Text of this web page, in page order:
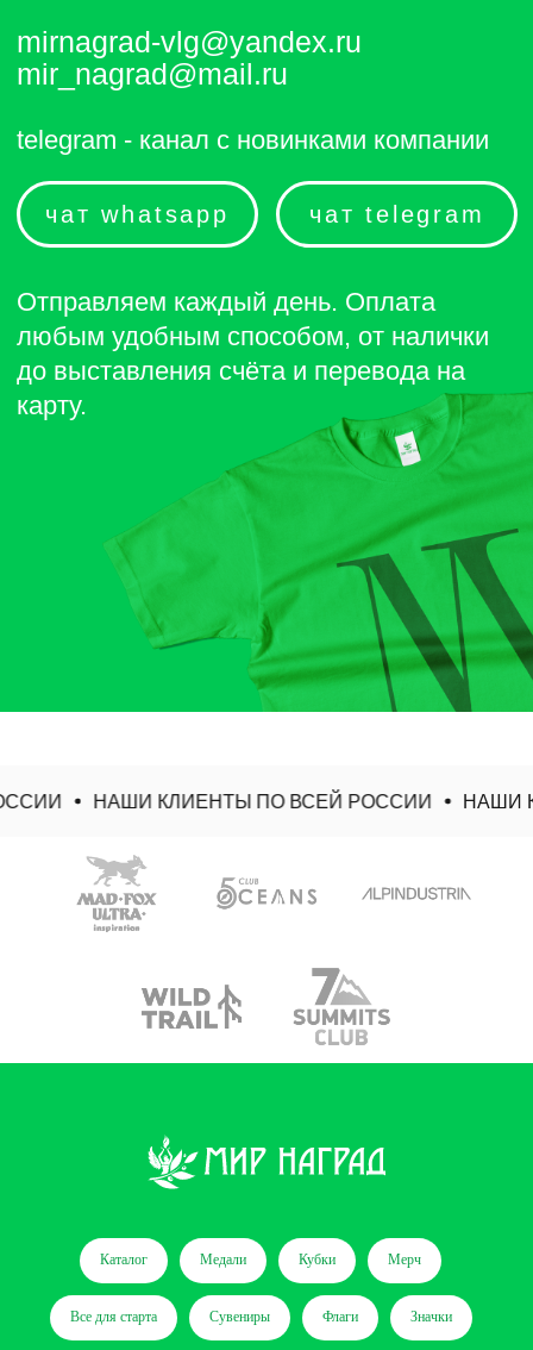
НАШИ КЛИЕНТЫ ПО ВСЕЙ РОССИИ НАШИ
Каталог Медали Кубки Мерч
Все для старта Сувениры Флаги Значки